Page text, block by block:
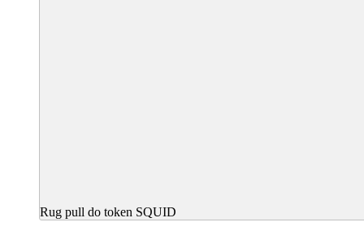
Rug pull do token SQUID